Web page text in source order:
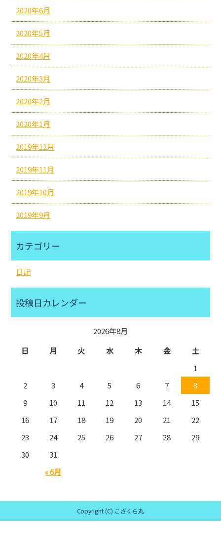
2020年6月
2020年5月
2020年4月
2020年3月
2020年2月
2020年1月
2019年12月
2019年11月
2019年10月
2019年9月
カテゴリー
日記
投稿日カレンダー
2026年8月
日
月 火 水 木 金 土
« 6月
1
2
3 4 5 6 7
8
9
10 11 12 13 14
15
16
17 18 19 20 21
22
23
24 25 26 27 28
29
30
31
Copyright (C) こざくら丸